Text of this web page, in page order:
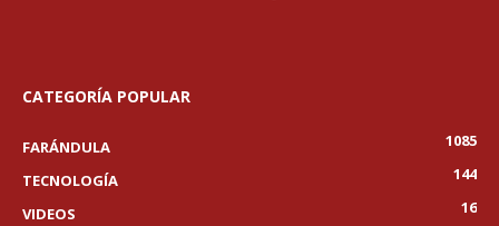
CATEGORÍA POPULAR
FARÁNDULA
1085
TECNOLOGÍA
144
VIDEOS
16